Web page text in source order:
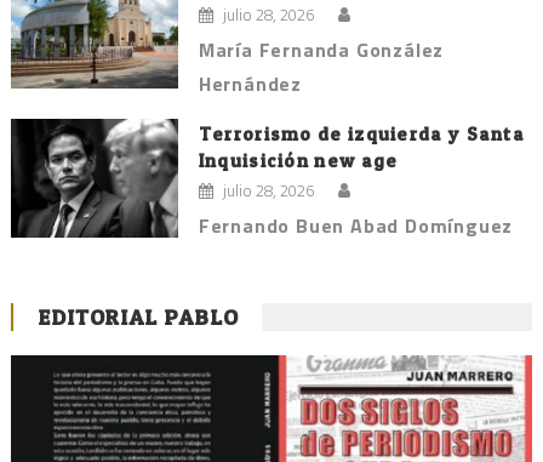
julio 28, 2026
María Fernanda González
Hernández
Terrorismo de izquierda y Santa
Inquisición new age
julio 28, 2026
Fernando Buen Abad Domínguez
EDITORIAL PABLO